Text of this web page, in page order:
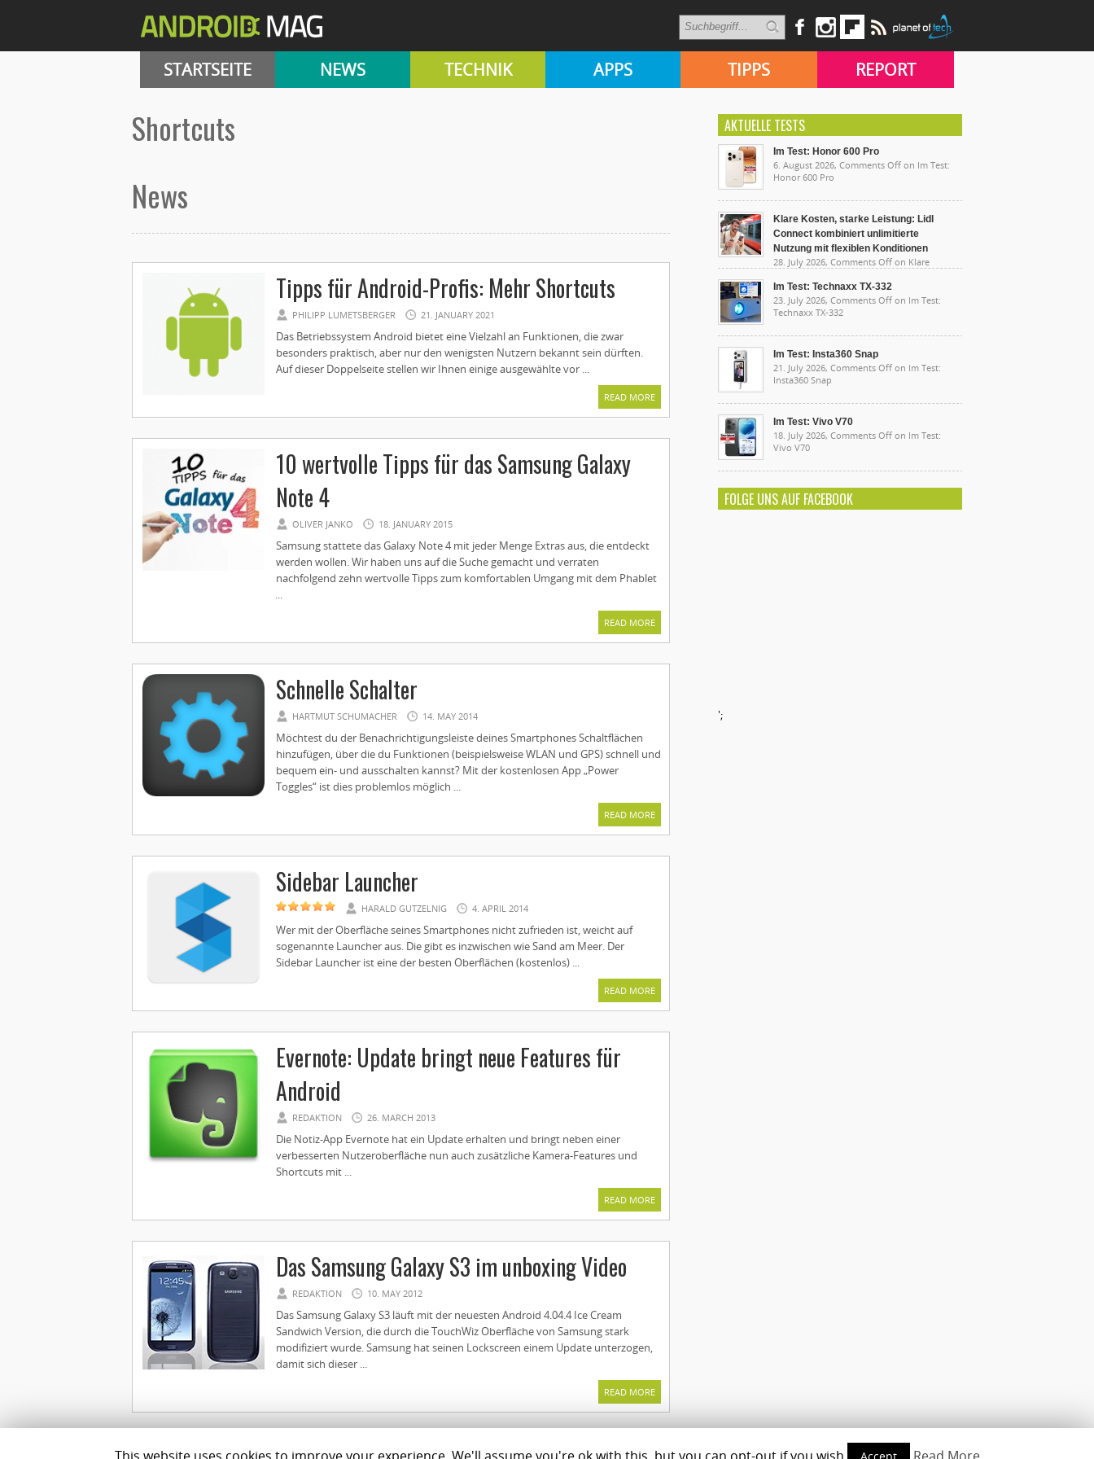
STARTSEITE NEWS TECHNIK APPS TIPPS REPORT
Shortcuts
News
Tipps für Android-Profis: Mehr Shortcuts
PHILIPP LUMETSBERGER 21. JANUARY 2021
Das Betriebssystem Android bietet eine Vielzahl an Funktionen, die zwar
besonders praktisch, aber nur den wenigsten Nutzern bekannt sein dürften.
Auf dieser Doppelseite stellen wir Ihnen einige ausgewählte vor ...
READ MORE
10 wertvolle Tipps für das Samsung Galaxy
Note 4
OLIVER JANKO 18. JANUARY 2015
Samsung stattete das Galaxy Note 4 mit jeder Menge Extras aus, die entdeckt
werden wollen. Wir haben uns auf die Suche gemacht und verraten
nachfolgend zehn wertvolle Tipps zum komfortablen Umgang mit dem Phablet
...
READ MORE
Schnelle Schalter
HARTMUT SCHUMACHER 14. MAY 2014
Möchtest du der Benachrichtigungsleiste deines Smartphones Schaltflächen
hinzufügen, über die du Funktionen (beispielsweise WLAN und GPS) schnell und
bequem ein- und ausschalten kannst? Mit der kostenlosen App „Power
Toggles“ ist dies problemlos möglich ...
READ MORE
Sidebar Launcher
HARALD GUTZELNIG 4. APRIL 2014
Wer mit der Oberfläche seines Smartphones nicht zufrieden ist, weicht auf
sogenannte Launcher aus. Die gibt es inzwischen wie Sand am Meer. Der
Sidebar Launcher ist eine der besten Oberflächen (kostenlos) ...
READ MORE
Evernote: Update bringt neue Features für
Android
REDAKTION 26. MARCH 2013
Die Notiz-App Evernote hat ein Update erhalten und bringt neben einer
verbesserten Nutzeroberfläche nun auch zusätzliche Kamera-Features und
Shortcuts mit ...
READ MORE
Das Samsung Galaxy S3 im unboxing Video
REDAKTION 10. MAY 2012
Das Samsung Galaxy S3 läuft mit der neuesten Android 4.04.4 Ice Cream
Sandwich Version, die durch die TouchWiz Oberfläche von Samsung stark
modifiziert wurde. Samsung hat seinen Lockscreen einem Update unterzogen,
damit sich dieser ...
READ MORE
AKTUELLE TESTS
Im Test: Honor 600 Pro
6. August 2026, Comments Off on Im Test:
Honor 600 Pro
Klare Kosten, starke Leistung: Lidl
Connect kombiniert unlimitierte
Nutzung mit flexiblen Konditionen
28. July 2026, Comments Off on Klare
unlimitierte Nutzung mit flexiblen Konditionen
Im Test: Technaxx TX-332
23. July 2026, Comments Off on Im Test:
Technaxx TX-332
Im Test: Insta360 Snap
21. July 2026, Comments Off on Im Test:
Insta360 Snap
Im Test: Vivo V70
18. July 2026, Comments Off on Im Test:
Vivo V70
FOLGE UNS AUF FACEBOOK
';